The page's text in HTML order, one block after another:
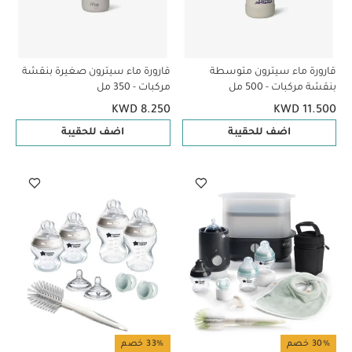
قارورة ماء سيترون متوسطة
بنقشة مركبات - 500 مل
KWD 11.500
اضف للحقيبة
قارورة ماء سيترون صغيرة بنقشة
مركبات - 350 مل
KWD 8.250
اضف للحقيبة
30% خصم 33% خصم